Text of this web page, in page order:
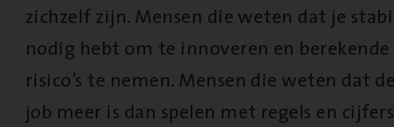
zichzelf zijn. Mensen die weten dat je
nodig hebt om te innoveren en berekende
risico’s te nemen. Mensen die weten dat
job meer is dan spelen met regels en